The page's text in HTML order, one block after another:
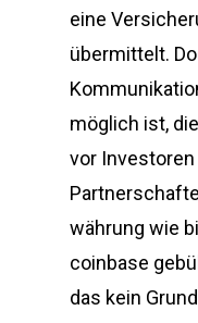
eine
übermittelt.
möglich ist,
vor Investoren
währung wie
coinbase
das kein